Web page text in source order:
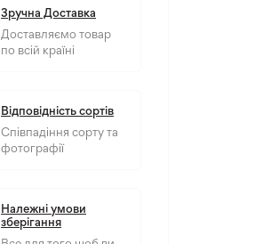
Зручна Доставка
Доставляємо товар
по всій країні
Відповідність сортів
Співпадіння сорту та
фотографії
Належні умови
зберігання